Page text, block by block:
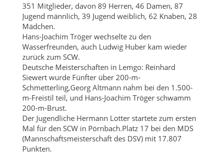
351 Mitglieder, davon 89 Herren, 46 Damen, 87
Jugend männlich, 39 Jugend weiblich, 62 Knaben, 28
Mädchen.
Hans-Joachim Tröger wechselte zu den
Wasserfreunden, auch Ludwig Huber kam wieder
zurück zum SCW.
Deutsche Meisterschaften in Lemgo: Reinhard
Siewert wurde Fünfter über 200-m-
Schmetterling,Georg Altmann nahm bei den 1.500-
m-Freistil teil, und Hans-Joachim Tröger schwamm
200-m-Brust.
Der Jugendliche Hermann Lotter startete zum ersten
Mal für den SCW in Pörnbach.Platz 17 bei den MDS
(Mannschaftsmeisterschaft des DSV) mit 17.807
Punkten.